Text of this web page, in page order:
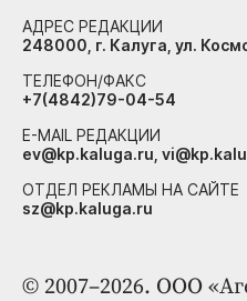
© 2007–2026. ООО
АДРЕС РЕДАКЦИИ
248000, г. Калуга, ул.
ТЕЛЕФОН/ФАКС
+7(4842)79-04-54
E-MAIL РЕДАКЦИИ
ev@kp.kaluga.ru,
ОТДЕЛ РЕКЛАМЫ НА САЙТЕ
sz@kp.kaluga.ru